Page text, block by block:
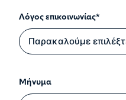
Λόγος επικοινωνίας*
Μήνυμα